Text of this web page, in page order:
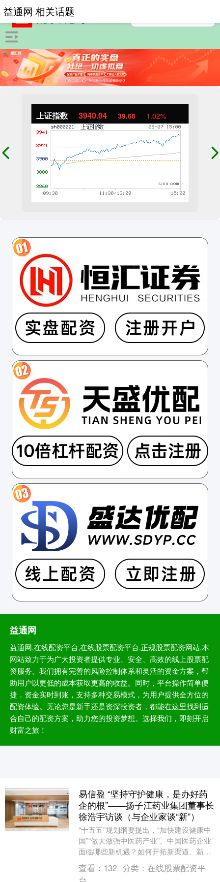
上证指数 3940.04 39.68 1.02%
益通网
益通网,在线配资平台,在线股票配资平台,正规股票配资网站,本
网站致力于为广大投资者提供专业、安全、高效的线上股票配
资服务。我们拥有完善的风险控制体系和灵活的资金方案，帮
助用户以更低的成本获取更高的收益。同时，平台操作简单便
捷，资金实时到账，支持多种交易模式，为用户提供全方位的
配资体验。无论您是新手还是资深投资者，都能在这里找到适
合自己的配资方案，助力您的投资梦想。选择我们，即刻开启
财富之旅！
益通网 相关话题
易信盈 “坚持守护健康，是办好药
企的根”——扬子江药业集团董事长
徐浩宇访谈（与企业家谈“新”）
“十五五”规划纲要提出，“加快建设健康中
国”“做大做强中医药产业”。中国医药企业
面临哪些新机遇？如何开拓新渠道、新市
场，促进产业创新升级？记者近日与扬子
江药业集....
查看： 132 分类： 在线股票配资平